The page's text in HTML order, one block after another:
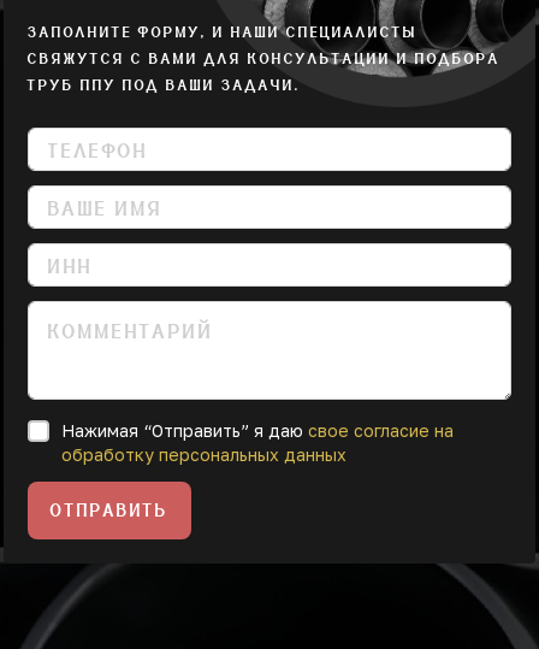
ЗАПОЛНИТЕ ФОРМУ, И НАШИ СПЕЦИАЛИСТЫ
СВЯЖУТСЯ С ВАМИ ДЛЯ КОНСУЛЬТАЦИИ И ПОДБОРА
ТРУБ ППУ ПОД ВАШИ ЗАДАЧИ.
Нажимая “Отправить” я даю свое согласие на
обработку персональных данных
ОТПРАВИТЬ